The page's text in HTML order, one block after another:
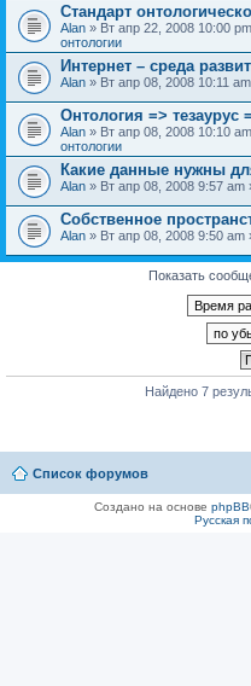
Стандарт
Alan » Вт апр 22, 2008 10:00
онтологии
Интернет – среда
Alan » Вт апр 08, 2008 10:11
Онтология =>
Alan » Вт апр 08, 2008 10:10
онтологии
Какие данные нужны
Alan » Вт апр 08, 2008 9:57
Собственное
Alan » Вт апр 08, 2008 9:50
Показать
Найдено 7
Список форумов
Создано на основе phpBB
Русская